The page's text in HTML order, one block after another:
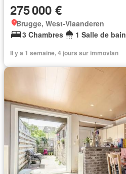
275 000 €
Brugge, West-Vlaanderen
3 Chambres
1 Salle de bain
Il y a 1 semaine, 4 jours sur immovlan